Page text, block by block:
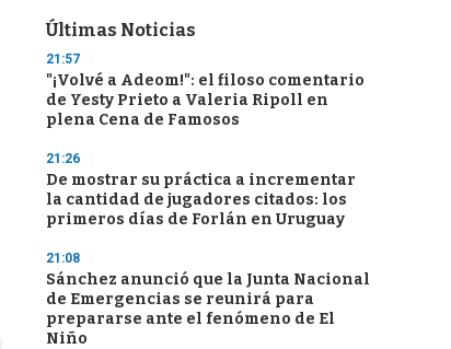
Últimas Noticias
21:57
"¡Volvé a Adeom!": el filoso comentario
de Yesty Prieto a Valeria Ripoll en
plena Cena de Famosos
21:26
De mostrar su práctica a incrementar
la cantidad de jugadores citados: los
primeros días de Forlán en Uruguay
21:08
Sánchez anunció que la Junta Nacional
de Emergencias se reunirá para
prepararse ante el fenómeno de El
Niño